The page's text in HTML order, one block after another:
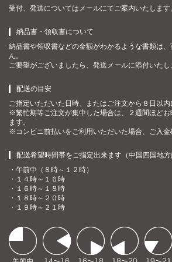
受付、発送についてはメールにてご案内いたします
納品書・領収書について
納品書や領収書などの金額がわかるような書類は
ん。
ご要望がございましたら、発送メールに添付いたし
配送の目安
ご指定いただいた日時、またはご注文から８日以内
※繁忙期等ご注文が集中した場合は、２週間ほど
ます。
※コンビニ前払いをご利用いただいた場合、ご入金
配送希望時間帯をご指定出来ます（中国四国地方
・午前中（８時～１２時）
・１４時～１６時
・１６時～１８時
・１８時～２０時
・１９時～２１時